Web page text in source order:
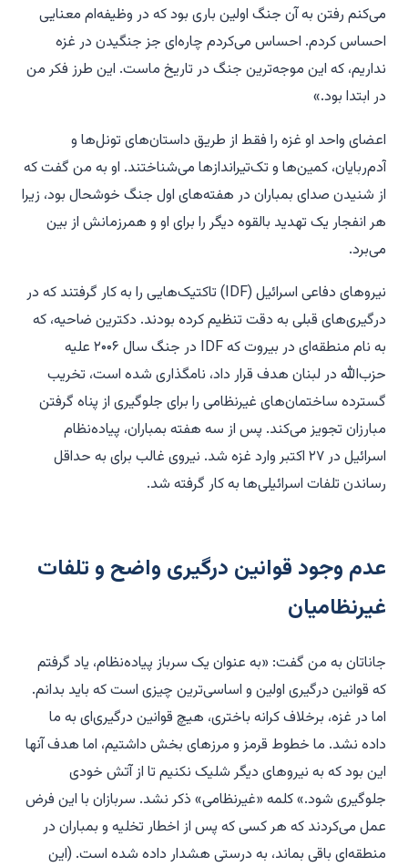
می‌کنم رفتن به آن جنگ اولین باری بود که در وظیفه‌ام معنایی
احساس کردم. احساس می‌کردم چاره‌ای جز جنگیدن در غزه
نداریم، که این موجه‌ترین جنگ در تاریخ ماست. این طرز فکر من
در ابتدا بود.»
اعضای واحد او غزه را فقط از طریق داستان‌های تونل‌ها و
آدم‌ربایان، کمین‌ها و تک‌تیراندازها می‌شناختند. او به من گفت که
از شنیدن صدای بمباران در هفته‌های اول جنگ خوشحال بود، زیرا
هر انفجار یک تهدید بالقوه دیگر را برای او و همرزمانش از بین
می‌برد.
نیروهای دفاعی اسرائیل (IDF) تاکتیک‌هایی را به کار گرفتند که در
درگیری‌های قبلی به دقت تنظیم کرده بودند. دکترین ضاحیه، که
به نام منطقه‌ای در بیروت که IDF در جنگ سال ۲۰۰۶ علیه
حزب‌الله در لبنان هدف قرار داد، نامگذاری شده است، تخریب
گسترده ساختمان‌های غیرنظامی را برای جلوگیری از پناه گرفتن
مبارزان تجویز می‌کند. پس از سه هفته بمباران، پیاده‌نظام
اسرائیل در ۲۷ اکتبر وارد غزه شد. نیروی غالب برای به حداقل
رساندن تلفات اسرائیلی‌ها به کار گرفته شد.
عدم وجود قوانین درگیری واضح و تلفات
غیرنظامیان
جاناتان به من گفت: «به عنوان یک سرباز پیاده‌نظام، یاد گرفتم
که قوانین درگیری اولین و اساسی‌ترین چیزی است که باید بدانم.
اما در غزه، برخلاف کرانه باختری، هیچ قوانین درگیری‌ای به ما
داده نشد. ما خطوط قرمز و مرزهای بخش داشتیم، اما هدف آنها
این بود که به نیروهای دیگر شلیک نکنیم تا از آتش خودی
جلوگیری شود.» کلمه «غیرنظامی» ذکر نشد. سربازان با این فرض
عمل می‌کردند که هر کسی که پس از اخطار تخلیه و بمباران در
منطقه‌ای باقی بماند، به درستی هشدار داده شده است. (این